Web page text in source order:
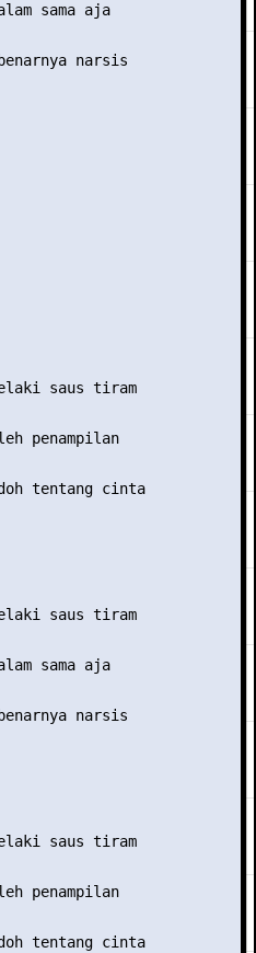
sama aja
narsis
saus tiram
penampilan
tentang cinta
saus tiram
sama aja
narsis
saus tiram
penampilan
tentang cinta